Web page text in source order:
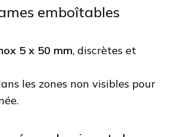
emboîtables
5 x 50 mm, discrètes et
les zones non visibles pour